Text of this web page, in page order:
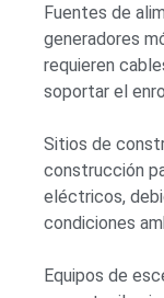
Fuentes de
generadores
requieren
soportar el
Sitios de
construcción
eléctricos,
condiciones
Equipos de